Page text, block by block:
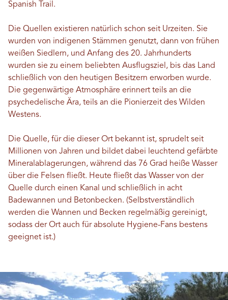
Spanish Trail.
Die Quellen existieren natürlich schon seit Urzeiten. Sie
wurden von indigenen Stämmen genutzt, dann von frühen
weißen Siedlern, und Anfang des 20. Jahrhunderts
wurden sie zu einem beliebten Ausflugsziel, bis das Land
schließlich von den heutigen Besitzern erworben wurde.
Die gegenwärtige Atmosphäre erinnert teils an die
psychedelische Ära, teils an die Pionierzeit des Wilden
Westens.
Die Quelle, für die dieser Ort bekannt ist, sprudelt seit
Millionen von Jahren und bildet dabei leuchtend gefärbte
Mineralablagerungen, während das 76 Grad heiße Wasser
über die Felsen fließt. Heute fließt das Wasser von der
Quelle durch einen Kanal und schließlich in acht
Badewannen und Betonbecken. (Selbstverständlich
werden die Wannen und Becken regelmäßig gereinigt,
sodass der Ort auch für absolute Hygiene-Fans bestens
geeignet ist.)